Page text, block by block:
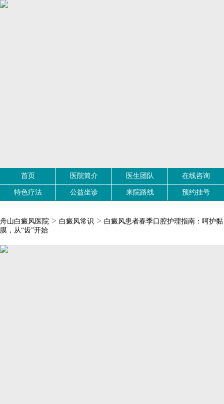
首页 医院简介 医生团队 在线咨询
特色疗法 公益坐诊 来院路线 预约挂号
舟山白癜风医院 > 白癜风常识 > 白癜风患者春季口腔护理指南：呵护黏
膜，从“齿”开始